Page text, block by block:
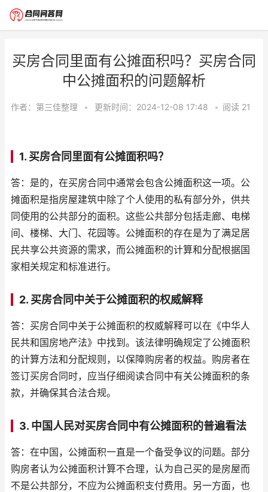
买房合同里面有公摊面积吗？买房合同
中公摊面积的问题解析
作者： 第三佳整理 • 更新时间：2024-12-08 17:48 • 阅读 21
1. 买房合同里面有公摊面积吗？
答：是的，在买房合同中通常会包含公摊面积这一项。公
摊面积是指房屋建筑中除了个人使用的私有部分外，供共
同使用的公共部分的面积。这些公共部分包括走廊、电梯
间、楼梯、大门、花园等。公摊面积的存在是为了满足居
民共享公共资源的需求，而公摊面积的计算和分配根据国
家相关规定和标准进行。
2. 买房合同中关于公摊面积的权威解释
答：买房合同中关于公摊面积的权威解释可以在《中华人
民共和国房地产法》中找到。该法律明确规定了公摊面积
的计算方法和分配规则，以保障购房者的权益。购房者在
签订买房合同时，应当仔细阅读合同中有关公摊面积的条
款，并确保其合法合规。
3. 中国人民对买房合同中有公摊面积的普遍看法
答：在中国，公摊面积一直是一个备受争议的问题。部分
购房者认为公摊面积计算不合理，认为自己买的是房屋而
不是公共部分，不应为公摊面积支付费用。另一方面，也